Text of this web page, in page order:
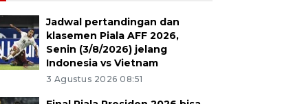
Jadwal pertandingan dan
klasemen Piala AFF 2026,
Senin (3/8/2026) jelang
Indonesia vs Vietnam
3 Agustus 2026 08:51